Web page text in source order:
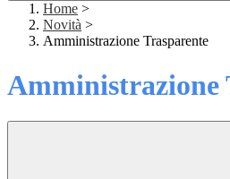
Home >
Novità >
Amministrazione Trasparente
Amministrazione